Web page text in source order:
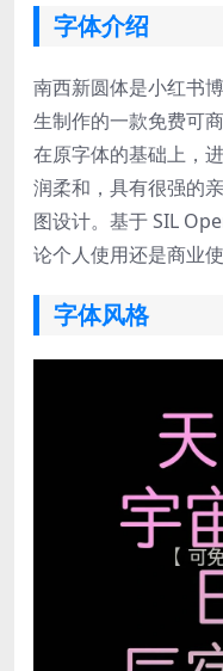
字体介绍
南西新圆体是小红书
生制作的一款免费可
在原字体的基础上，
润柔和，具有很强的
图设计。基于 SIL
论个人使用还是商业
字体风格